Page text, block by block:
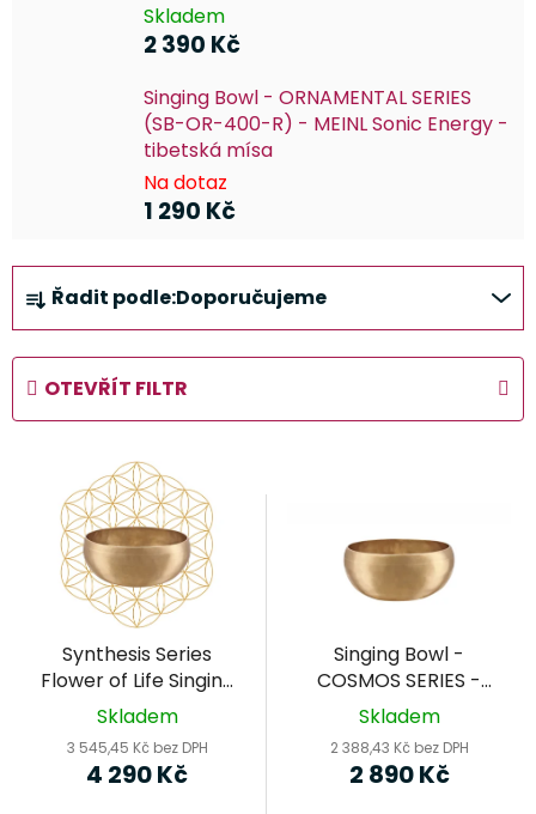
Skladem
2 390 Kč
Singing Bowl - ORNAMENTAL SERIES
(SB-OR-400-R) - MEINL Sonic Energy -
tibetská mísa
Na dotaz
1 290 Kč
Ř
a
z
e
n
Řadit podle:Doporučujeme
OTEVŘÍT FILTR
Synthesis Series
Flower of Life Singing
Bowl - 1000g (SB-S-
Sonic Energy -
tibetská mísa
Skladem
3 545,45 Kč bez DPH
4 290 Kč
Singing Bowl -
COSMOS SERIES -
(SB-C-650) MEINL
tibetská mísa
Skladem
2 388,43 Kč bez DPH
2 890 Kč